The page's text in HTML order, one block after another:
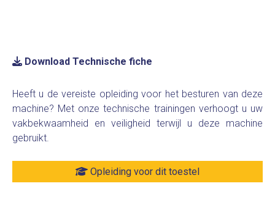
Download Technische fiche
Heeft u de vereiste opleiding voor het besturen van deze
machine? Met onze technische trainingen verhoogt u uw
vakbekwaamheid en veiligheid terwijl u deze machine
gebruikt.
Opleiding voor dit toestel